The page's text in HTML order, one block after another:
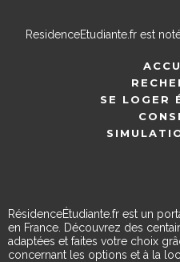
ResidenceEtudiante.frest
SE LOGER
RésidenceÉtudiante.fr est un
en France. Découvrez des
adaptées et faites votre choix
concernant les options et à la